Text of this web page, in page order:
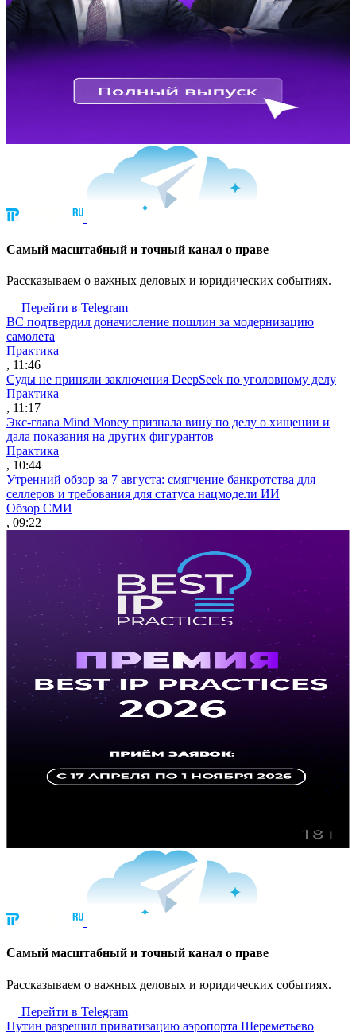
Cамый масштабный и точный канал о праве
Рассказываем о важных деловых и юридических событиях.
Перейти в Telegram
ВС подтвердил доначисление пошлин за модернизацию
самолета
Практика
, 11:46
Суды не приняли заключения DeepSeek по уголовному делу
Практика
, 11:17
Экс-глава Mind Money признала вину по делу о хищении и
дала показания на других фигурантов
Практика
, 10:44
Утренний обзор за 7 августа: смягчение банкротства для
селлеров и требования для статуса нацмодели ИИ
Обзор СМИ
, 09:22
Cамый масштабный и точный канал о праве
Рассказываем о важных деловых и юридических событиях.
Перейти в Telegram
Путин разрешил приватизацию аэропорта Шереметьево